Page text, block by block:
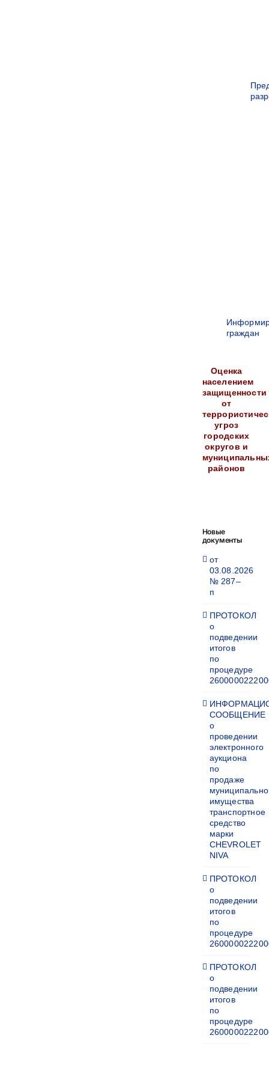
граждан
Оценка
населением
защищенности
от
угроз
городских
округов и
районов
Новые
документы
от
03.08.2026
№ 287–
п
ПРОТОКОЛ
о
подведении
итогов
по
процедуре
СООБЩЕНИЕ
о
проведении
электронного
аукциона
по
продаже
имущества
транспортное
средство
марки
CHEVROLET
NIVA
ПРОТОКОЛ
о
подведении
итогов
по
процедуре
ПРОТОКОЛ
о
подведении
итогов
по
процедуре